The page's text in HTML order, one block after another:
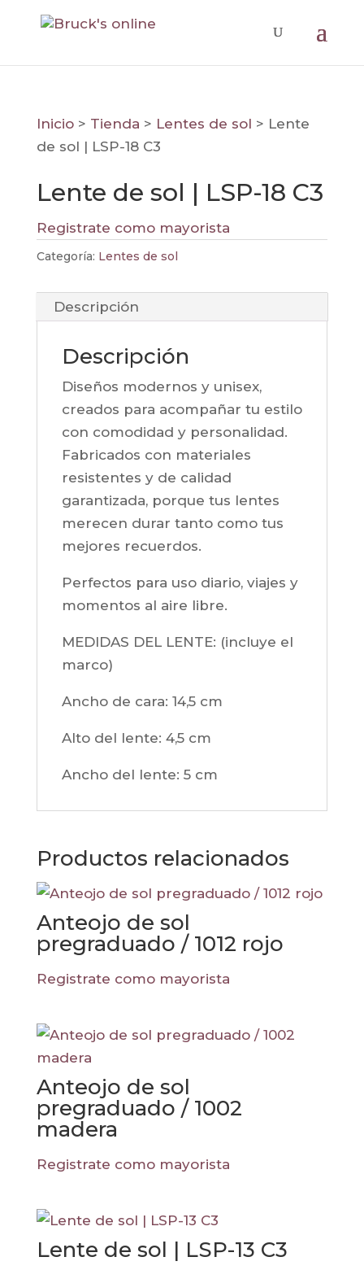
Inicio > Tienda > Lentes de sol > Lente
de sol | LSP-18 C3
Lente de sol | LSP-18 C3
Registrate como mayorista
Categoría: Lentes de sol
Descripción
Descripción
Diseños modernos y unisex,
creados para acompañar tu estilo
con comodidad y personalidad.
Fabricados con materiales
resistentes y de calidad
garantizada, porque tus lentes
merecen durar tanto como tus
mejores recuerdos.
Perfectos para uso diario, viajes y
momentos al aire libre.
MEDIDAS DEL LENTE: (incluye el
marco)
Ancho de cara: 14,5 cm
Alto del lente: 4,5cm
Ancho del lente: 5cm
Productos relacionados
Anteojo de sol
pregraduado / 1012 rojo
Registrate como mayorista
Anteojo de sol
pregraduado / 1002
madera
Registrate como mayorista
Lente de sol | LSP-13 C3